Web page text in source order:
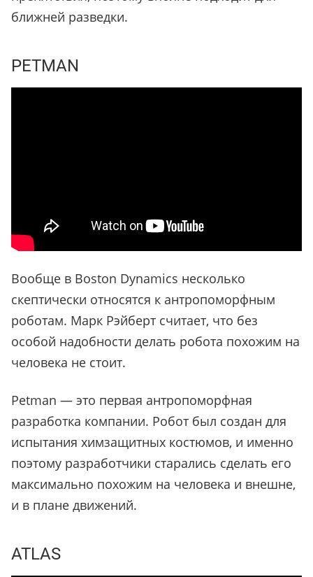
ближней разведки.
PETMAN
Вообще в Boston Dynamics несколько
скептически относятся к антропоморфным
роботам. Марк Рэйберт считает, что без
особой надобности делать робота похожим на
человека не стоит.
Petman — это первая антропоморфная
разработка компании. Робот был создан для
испытания химзащитных костюмов, и именно
поэтому разработчики старались сделать его
максимально похожим на человека и внешне,
и в плане движений.
ATLAS